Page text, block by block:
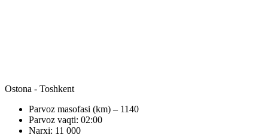
Ostona - Toshkent
Parvoz masofasi (km) – 1140
Parvoz vaqti: 02:00
Narxi: 11 000